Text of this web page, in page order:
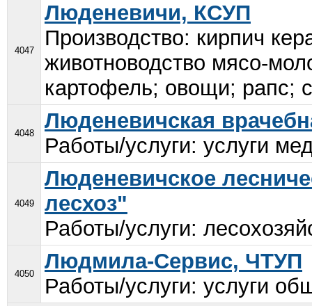
4047
Люденевичи, КСУП
Производство: кирпич
животноводство мясо-
картофель; овощи; рапс;
4048
Люденевичская
Работы/услуги: услуги
4049
Люденевичское
лесхоз"
Работы/услуги:
4050
Людмила-Сервис, ЧТУП
Работы/услуги: услуги